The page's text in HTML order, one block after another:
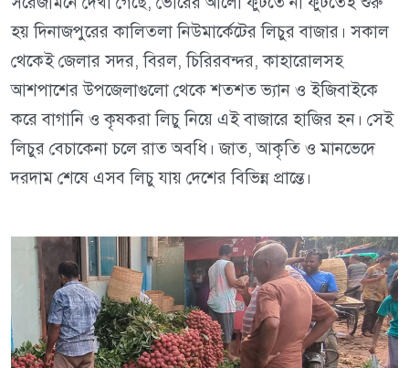
হয় দিনাজপুরের কালিতলা নিউমার্কেটের লিচুর বাজার। সকাল
থেকেই জেলার সদর, বিরল, চিরিরবন্দর, কাহারোলসহ
আশপাশের উপজেলাগুলো থেকে শতশত ভ্যান ও ইজিবাইকে
করে বাগানি ও কৃষকরা লিচু নিয়ে এই বাজারে হাজির হন। সেই
লিচুর বেচাকেনা চলে রাত অবধি। জাত, আকৃতি ও মানভেদে
দরদাম শেষে এসব লিচু যায় দেশের বিভিন্ন প্রান্তে।